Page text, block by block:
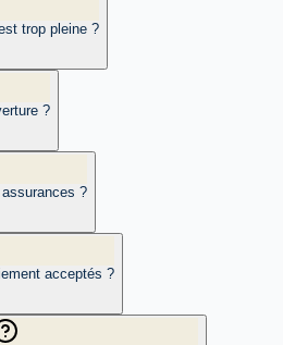
trop pleine ?
?
?
acceptés ?